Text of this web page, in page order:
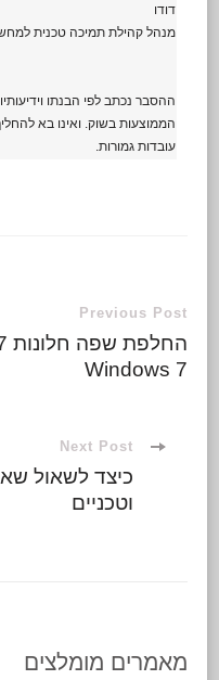
דודו
מנהל קהילת תמיכה טכנית
ההסבר נכתב לפי הבנתו
הממוצעות בשוק. ואינו בא
עובדות גמורות.
Previous Post
Windows 7
Next Post
כיצד לשאול
וטכניים
מאמרים מומלצים